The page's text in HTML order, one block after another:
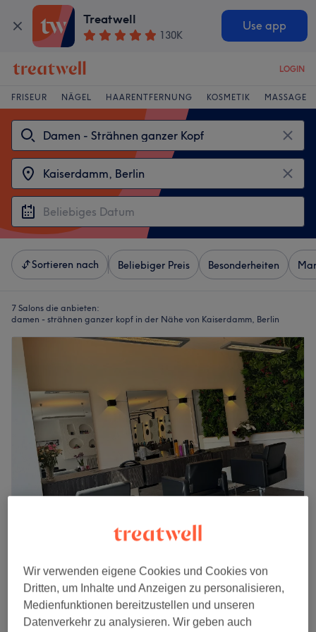
Treatwell
130K
Use app
LOGIN
FRISEUR NÄGEL HAARENTFERNUNG KOSMETIK MASSAGE
Sortieren nach Beliebiger Preis Besonderheiten
7 Salons die anbieten:
damen - strähnen ganzer kopf in der Nähe von Kaiserdamm, Berlin
Kaiserdamm, Berlin
Auf Karte anzeigen
Damen - Foliensträhnen/
Higlights/Babylights
1 Std. 35 Min. - 2 Std. 15 Min.
ab
Wir verwenden eigene Cookies und Cookies von
Dritten, um Inhalte und Anzeigen zu personalisieren,
Medienfunktionen bereitzustellen und unseren
Datenverkehr zu analysieren. Wir geben auch